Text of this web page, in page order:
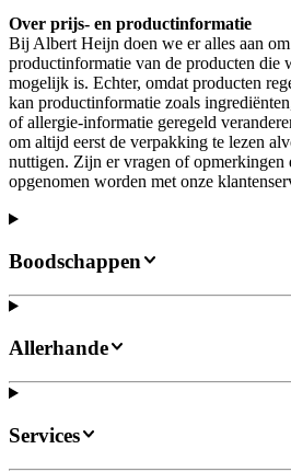
Over prijs- en productinformatie
Bij Albert Heijn doen we er alles aan
productinformatie van de producten die
mogelijk is. Echter, omdat producten
kan productinformatie zoals
of allergie-informatie geregeld
om altijd eerst de verpakking te lezen
nuttigen. Zijn er vragen of opmerkingen
opgenomen worden met onze
Boodschappen
Allerhande
Services